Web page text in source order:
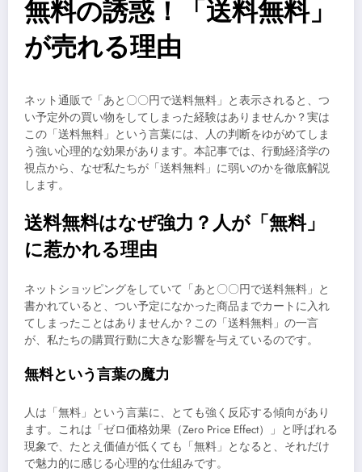
無料の誘惑！「送料無料」
が売れる理由
ネット通販で「あと〇〇円で送料無料」と表示されると、つ
い予定外の買い物をしてしまった経験はありませんか？実は
この「送料無料」という言葉には、人の判断をゆがめてしま
う強い心理的な効果があります。本記事では、行動経済学の
視点から、なぜ私たちが「送料無料」に弱いのかを徹底解説
します。
送料無料はなぜ強力？人が「無料」
に惹かれる理由
ネットショッピングをしていて「あと〇〇円で送料無料」と
書かれていると、つい予定になかった商品までカートに入れ
てしまったことはありませんか？この「送料無料」の一言
が、私たちの購買行動に大きな影響を与えているのです。
無料という言葉の魔力
人は「無料」という言葉に、とても強く反応する傾向があり
ます。これは「ゼロ価格効果（Zero Price Effect）」と呼ばれる
現象で、たとえ価値が低くても「無料」となると、それだけ
で魅力的に感じる心理的な仕組みです。